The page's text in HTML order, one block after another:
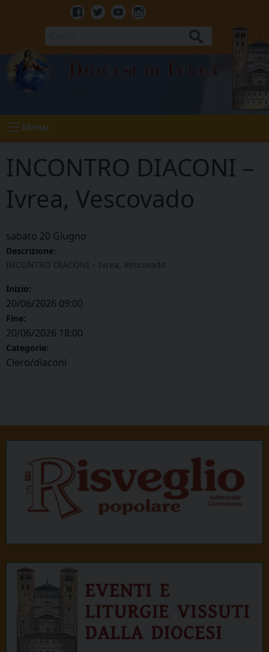
Facebook
TwitterYoutubeInstagram
Diocesi di Ivrea
Menu
INCONTRO DIACONI –
Ivrea, Vescovado
sabato 20 Giugno
Descrizione:
INCONTRO DIACONI – Ivrea, Vescovado
Inizio:
20/06/2026 09:00
Fine:
20/06/2026 18:00
Categorie:
Clero/diaconi